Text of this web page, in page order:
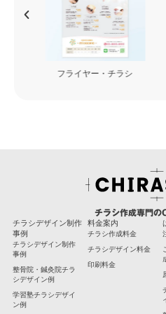
フライヤー・チラシ
チラシ作成専門
チラシデザイン制作
事例
チラシデザイン制作
事例
整骨院・鍼灸院チラ
シデザイン例
学習塾チラシデザイ
ン例
料金案内
チラシ作成料金
チラシデザイン料金
印刷料金